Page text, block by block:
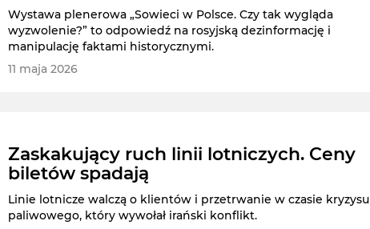
Wystawa plenerowa „Sowieci w Polsce. Czy tak wygląda
wyzwolenie?” to odpowiedź na rosyjską dezinformację i
manipulację faktami historycznymi.
11 maja 2026
Zaskakujący ruch linii lotniczych. Ceny
biletów spadają
Linie lotnicze walczą o klientów i przetrwanie w czasie kryzysu
paliwowego, który wywołał irański konflikt.